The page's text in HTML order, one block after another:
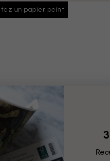
un papier peint
pour papiers
Colle suffisante pour toute votre
produit